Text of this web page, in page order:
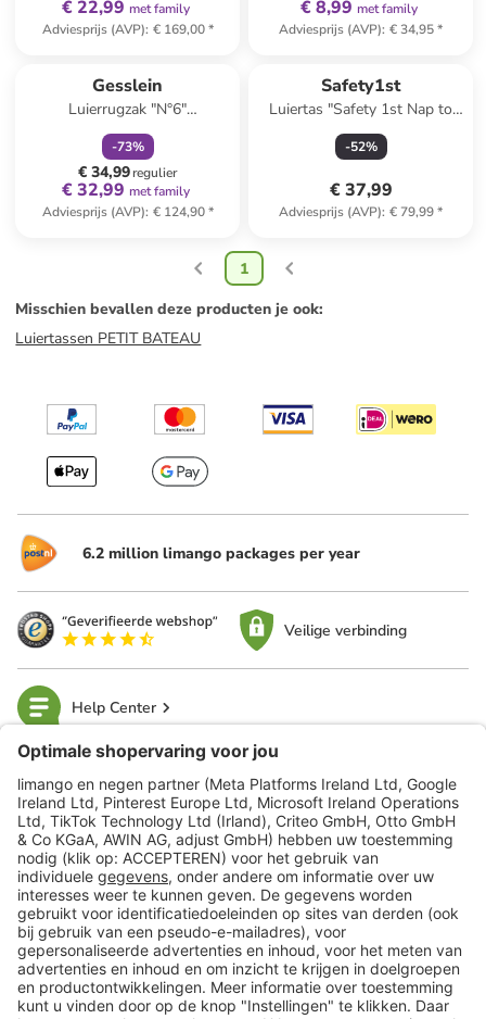
€ 22,99 met family
Adviesprijs (AVP): € 169,00*
€ 8,99 met family
Adviesprijs (AVP): € 34,95*
Gesslein
Luierrugzak "N°6"
antraciet/meerkleurig
-73%
€ 34,99regulier
€ 32,99 met family
Adviesprijs (AVP): € 124,90*
Safety1st
Luiertas "Safety 1st Nap to
Go" grijs
-52%
€ 37,99
Adviesprijs (AVP): € 79,99*
1
Misschien bevallen deze producten je ook:
Luiertassen PETIT BATEAU
6.2 million limango packages per year
Veilige verbinding
Help Center
limango
Veilig winkelen
Klantenservice
Shop
Acties